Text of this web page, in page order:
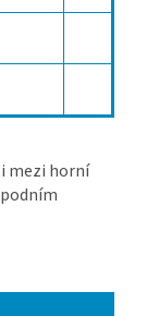
mezi horní